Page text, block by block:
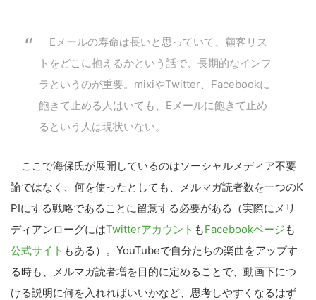
Eメールの寿命は長いと思っていて、顧客リス
トをどこに抱えるかという話で、長期的なインフ
ラというのが重要。mixiやTwitter、Facebookに
飽きて止める人はいても、Eメールに飽きて止め
るという人は現状いない。
ここで海保氏が展開しているのはソーシャルメディア不要
論ではなく、何を使ったとしても、メルマガ読者数を一つのK
PIにする戦略であることに留意する必要がある（実際にメリ
ディアンローグにはTwitterアカウント もFacebookページ も
公式サイト もある）。YouTubeで自分たちの楽曲をアップす
る時も、メルマガ読者増を目的に定めることで、動画下につ
ける説明に何を入れればいいかなど、思考しやすくなるはず